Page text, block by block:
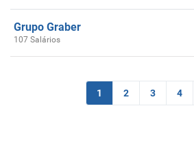
Grupo Graber
107 Salários
1 2 3 4